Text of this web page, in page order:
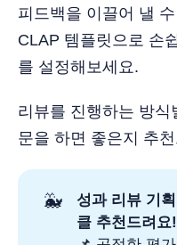
피드백을 이끌어 낼
CLAP 템플릿으로 손
를 설정해보세요.
리뷰를 진행하는 방식
문을 하면 좋은지 추
🐳
성과 리뷰 기
클 추천드려요!